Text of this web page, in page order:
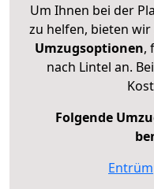
Um Ihnen bei der
zu helfen, bieten
Umzugsoptionen,
nach Lintel an.
Folgende